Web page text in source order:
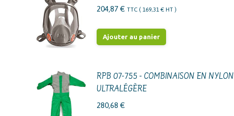
204,87 € TTC ( 169,31 € HT )
Ajouter au panier
RPB 07-755 - COMBINAISON EN NYLON
ULTRALÉGÈRE
280,68 €